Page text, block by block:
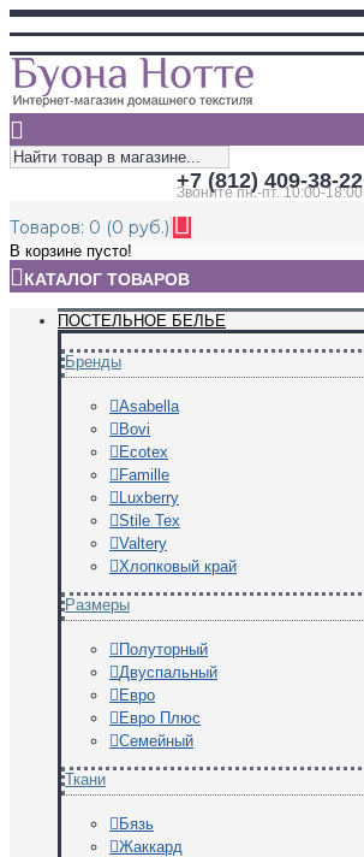
+7 (812) 409-38-22
Звоните пн.-пт. 10:00-18:00
Товаров: 0 (0 руб.)
В корзине пусто!
КАТАЛОГ ТОВАРОВ
ПОСТЕЛЬНОЕ БЕЛЬЕ
Бренды
Asabella
Bovi
Ecotex
Famille
Luxberry
Stile Tex
Valtery
Хлопковый край
Размеры
Полуторный
Двуспальный
Евро
Евро Плюс
Семейный
Ткани
Бязь
Жаккард